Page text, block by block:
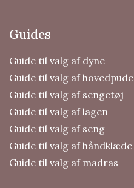
Guides
Guide til valg af dyne
Guide til valg af hovedpude
Guide til valg af sengetøj
Guide til valg af lagen
Guide til valg af seng
Guide til valg af håndklæde
Guide til valg af madras